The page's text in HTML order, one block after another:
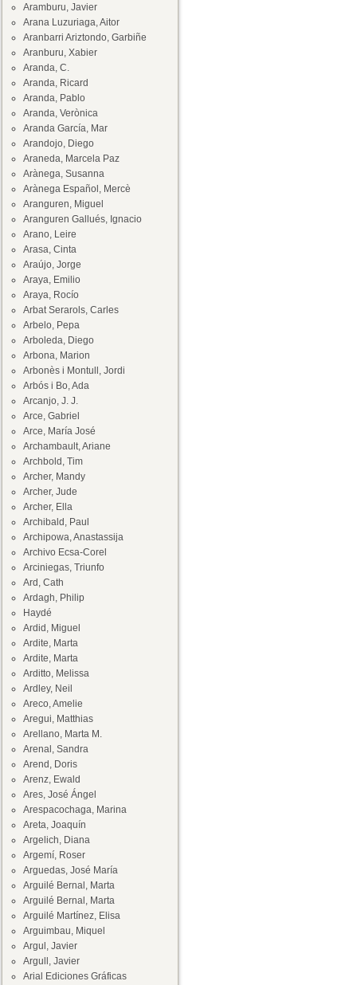
Aramburu, Javier
Arana Luzuriaga, Aitor
Aranbarri Ariztondo, Garbiñe
Aranburu, Xabier
Aranda, C.
Aranda, Ricard
Aranda, Pablo
Aranda, Verònica
Aranda García, Mar
Arandojo, Diego
Araneda, Marcela Paz
Arànega, Susanna
Arànega Español, Mercè
Aranguren, Miguel
Aranguren Gallués, Ignacio
Arano, Leire
Arasa, Cinta
Araújo, Jorge
Araya, Emilio
Araya, Rocío
Arbat Serarols, Carles
Arbelo, Pepa
Arboleda, Diego
Arbona, Marion
Arbonès i Montull, Jordi
Arbós i Bo, Ada
Arcanjo, J. J.
Arce, Gabriel
Arce, María José
Archambault, Ariane
Archbold, Tim
Archer, Mandy
Archer, Jude
Archer, Ella
Archibald, Paul
Archipowa, Anastassija
Archivo Ecsa-Corel
Arciniegas, Triunfo
Ard, Cath
Ardagh, Philip
Haydé
Ardid, Miguel
Ardite, Marta
Ardite, Marta
Arditto, Melissa
Ardley, Neil
Areco, Amelie
Aregui, Matthias
Arellano, Marta M.
Arenal, Sandra
Arend, Doris
Arenz, Ewald
Ares, José Ángel
Arespacochaga, Marina
Areta, Joaquín
Argelich, Diana
Argemí, Roser
Arguedas, José María
Arguilé Bernal, Marta
Arguilé Bernal, Marta
Arguilé Martínez, Elisa
Arguimbau, Miquel
Argul, Javier
Argull, Javier
Arial Ediciones Gráficas